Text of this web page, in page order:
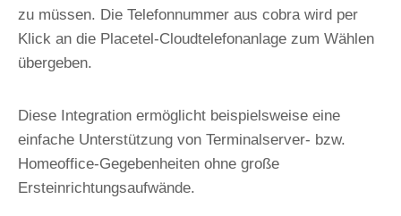
LeadApp
cobra event
CXM Portal
PHONE+PLUS
zu müssen. Die Telefonnummer aus cobra wird per
Klick an die Placetel-Cloudtelefonanlage zum Wählen
übergeben.
Diese Integration ermöglicht beispielsweise eine
einfache Unterstützung von Terminalserver- bzw.
Homeoffice-Gegebenheiten ohne große
Ersteinrichtungsaufwände.